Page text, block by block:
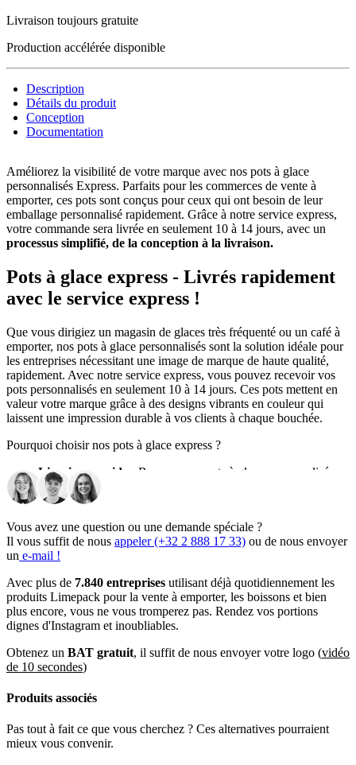
Livraison toujours gratuite
Production accélérée disponible
Description
Détails du produit
Conception
Documentation
Améliorez la visibilité de votre marque avec nos pots à glace
personnalisés Express. Parfaits pour les commerces de vente à
emporter, ces pots sont conçus pour ceux qui ont besoin de leur
emballage personnalisé rapidement. Grâce à notre service express,
votre commande sera livrée en seulement 10 à 14 jours, avec un
processus simplifié, de la conception à la livraison.
Pots à glace express - Livrés rapidement
avec le service express !
Que vous dirigiez un magasin de glaces très fréquenté ou un café à
emporter, nos pots à glace personnalisés sont la solution idéale pour
les entreprises nécessitant une image de marque de haute qualité,
rapidement. Avec notre service express, vous pouvez recevoir vos
pots personnalisés en seulement 10 à 14 jours. Ces pots mettent en
valeur votre marque grâce à des designs vibrants en couleur qui
laissent une impression durable à vos clients à chaque bouchée.
Pourquoi choisir nos pots à glace express ?
Livraison rapide :
Recevez vos pots à glace personnalisés en
seulement 10 à 14 jours, pour ne jamais manquer
d'emballages de marque, même en cas de demande urgente !
Trois tailles pratiques :Disponibles en 100 ml, 160 ml et
230 ml pour répondre à divers besoins de service. Que vous
proposiez de petits échantillons ou des portions complètes,
Design personnalisable : Ajoutez votre marque unique sur
l'ensemble du pot. Choisissez entre un fond blanc élégant ou
un fond rustique en papier kraft pour faire ressortir votre logo
Durable et étanche :
glacées sans compromettre la qualité. Parfaits pour la crème
Faible quantité minimale de commande :
Vous avez une question ou une demande spéciale ?
Il vous suffit de nous appeler (+32 2 888 17 33) ou de nous envoyer
un e-mail !
Avec plus de 7.840 entreprises utilisant déjà quotidiennement les
produits Limepack pour la vente à emporter, les boissons et bien
plus encore, vous ne vous tromperez pas. Rendez vos portions
dignes d'Instagram et inoubliables.
Obtenez un BAT gratuit, il suffit de nous envoyer votre logo (vidéo
de 10 secondes)
Produits associés
Pas tout à fait ce que vous cherchez ? Ces alternatives pourraient
mieux vous convenir.